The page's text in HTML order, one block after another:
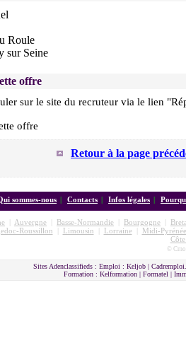
Roule
sur Seine
offre
sur le site du recruteur via le lien
offre
Retour à la page
sommes-nous | Contacts | Infos légales |
Auvergne Basse-Normandie Bourgogne
Roussillon Limousin Lorraine|
Midi-
©
Sites Adenclassifieds : Emploi : Keljob |
Formation : Kelformation | Formatel |